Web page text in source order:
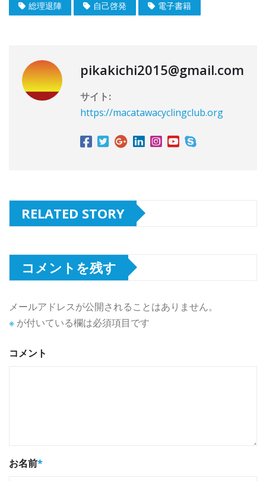
総理退陣 自己啓発 電子書籍
pikakichi2015@gmail.com
サイト:
https://macatawacyclingclub.org
RELATED STORY
コメントを残す
メールアドレスが公開されることはありません。
※ が付いている欄は必須項目です
コメント
お名前*